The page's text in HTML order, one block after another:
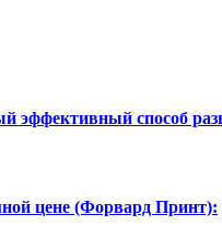
эффективный способ
цене (Форвард Принт):